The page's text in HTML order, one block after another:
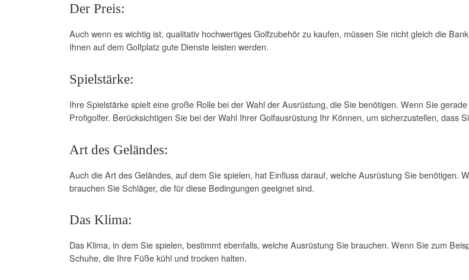
Der Preis:
Auch wenn es wichtig ist, qualitativ hochwertiges Golfzubehör zu kaufen, müssen Sie nicht gleich die
Ihnen auf dem Golfplatz gute Dienste leisten werden.
Spielstärke:
Ihre Spielstärke spielt eine große Rolle bei der Wahl der Ausrüstung, die Sie benötigen. Wenn Sie
Profigolfer. Berücksichtigen Sie bei der Wahl Ihrer Golfausrüstung Ihr Können, um sicherzustellen, dass
Art des Geländes:
Auch die Art des Geländes, auf dem Sie spielen, hat Einfluss darauf, welche Ausrüstung Sie benötigen.
brauchen Sie Schläger, die für diese Bedingungen geeignet sind.
Das Klima:
Das Klima, in dem Sie spielen, bestimmt ebenfalls, welche Ausrüstung Sie brauchen. Wenn Sie zum
Schuhe, die Ihre Füße kühl und trocken halten.